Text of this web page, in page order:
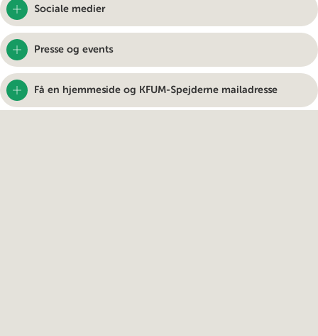
Sociale medier
Presse og events
Få en hjemmeside og KFUM-Spejderne mailadresse